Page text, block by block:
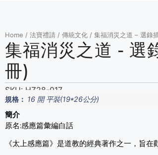
Home / 法寶禮請 / 傳統文化 / 集福消災之道 – 選錄
集福消災之道 - 選
冊)
SKU: HZ28-017
規格： 16 開 平裝(19*26公分)
簡介
原名:感應篇彙編白話
《太上感應篇》是道教的經典著作之一，旨在